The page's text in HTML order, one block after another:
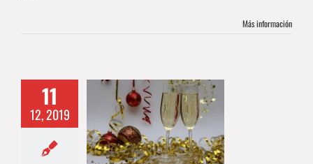
Más información
11
12, 2019
da la
a la
con un
para